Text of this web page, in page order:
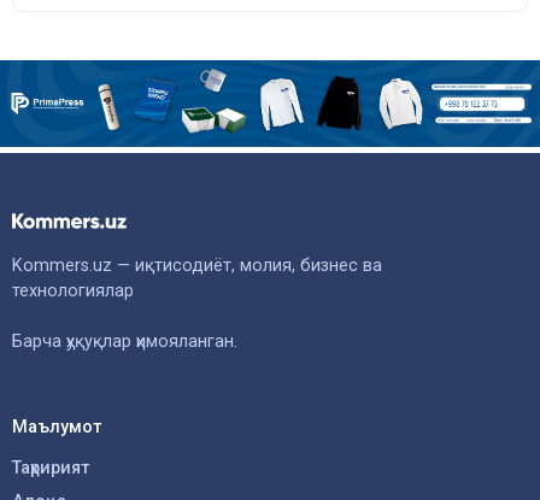
Kommers.uz — иқтисодиёт, молия, бизнес ва
технологиялар
Барча ҳуқуқлар ҳимояланган.
Маълумот
Таҳририят